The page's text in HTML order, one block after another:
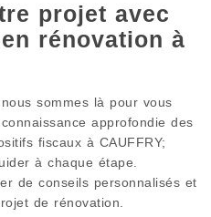
projet avec
rénovation à
sommes là pour vous
approfondie des
fiscaux à CAUFFRY;
à chaque étape.
de conseils personnalisés et
de rénovation.